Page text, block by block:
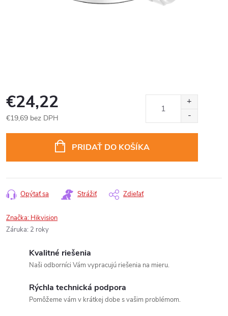
€24,22
€19,69 bez DPH
PRIDAŤ DO KOŠÍKA
Opýtať sa Strážiť Zdieľať
Značka: Hikvision
Záruka: 2 roky
Kvalitné riešenia
Naši odborníci Vám vypracujú riešenia na mieru.
Rýchla technická podpora
Pomôžeme vám v krátkej dobe s vašim problémom.